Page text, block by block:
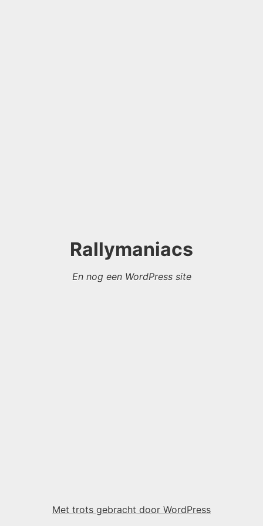
Rallymaniacs
En nog een WordPress site
Met trots gebracht door WordPress